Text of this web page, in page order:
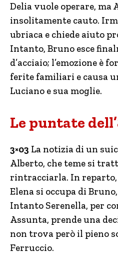
Delia vuole operare, ma
insolitamente cauto.
ubriaca e chiede aiuto
Intanto, Bruno esce
d’acciaio; l’emozione è
ferite familiari e causa
Luciano e sua moglie.
Le puntate
3×03 La notizia di un
Alberto, che teme si
rintracciarla. In
Elena si occupa di
Intanto Serenella, per
Assunta, prende una
non trova però il pieno
Ferruccio.